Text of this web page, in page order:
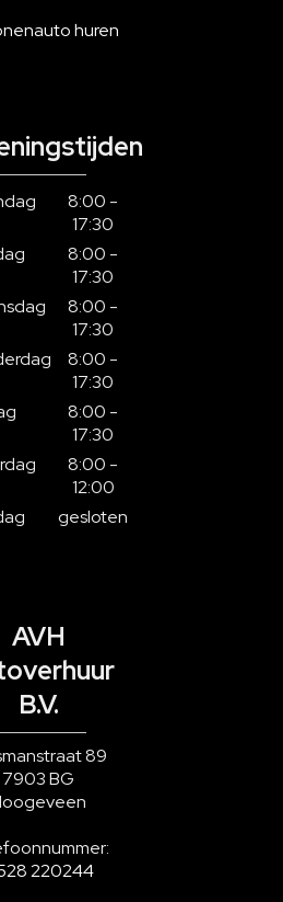
huren
8:00 -
17:30
8:00 -
17:30
8:00 -
17:30
8:00 -
17:30
8:00 -
17:30
8:00 -
12:00
gesloten
AVH
B.V.
89
7903 BG
220244